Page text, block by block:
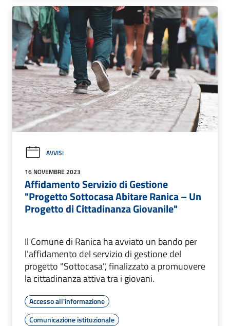
AVVISI
16 NOVEMBRE 2023
Affidamento Servizio di Gestione
"Progetto Sottocasa Abitare Ranica – Un
Progetto di Cittadinanza Giovanile"
Il Comune di Ranica ha avviato un bando per
l'affidamento del servizio di gestione del
progetto "Sottocasa", finalizzato a promuovere
la cittadinanza attiva tra i giovani.
Accesso all'informazione
Comunicazione istituzionale